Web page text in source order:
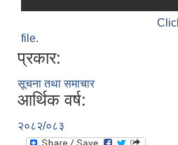
file.
प्रकार:
सूचना तथा समाचार
आर्थिक वर्ष:
२०८२/०८३